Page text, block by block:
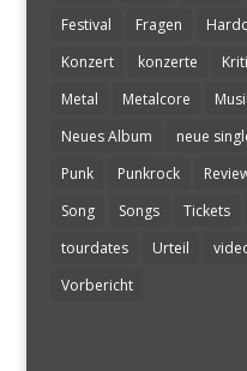
Festival
Fragen
Konzert
konzerte
Metal
Metalcore
Neues Album
neue
Punk
Punkrock
Song
Songs Tickets
tourdates
Urteil
Vorbericht